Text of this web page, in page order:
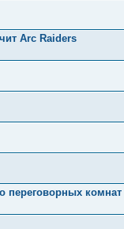
Arc Raiders
переговорных комнат